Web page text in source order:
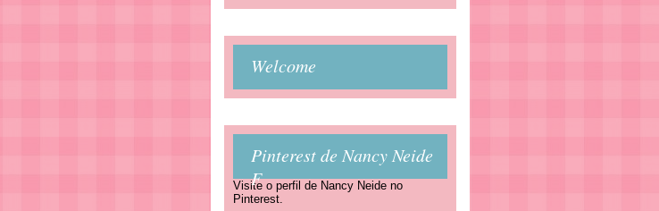
Welcome
Pinterest de Nancy Neide
F
Visite o perfil de Nancy Neide no
Pinterest.